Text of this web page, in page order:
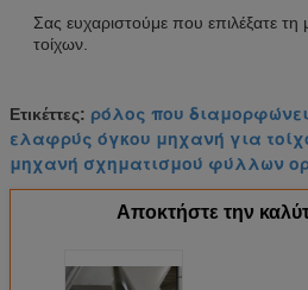
Σας ευχαριστούμε που επιλέξατε
τοίχων.
Ετικέττες: ρόλος που
ελαφρύς όγκου μηχανή για
μηχανή σχηματισμού φύλλων
Αποκτήστε την